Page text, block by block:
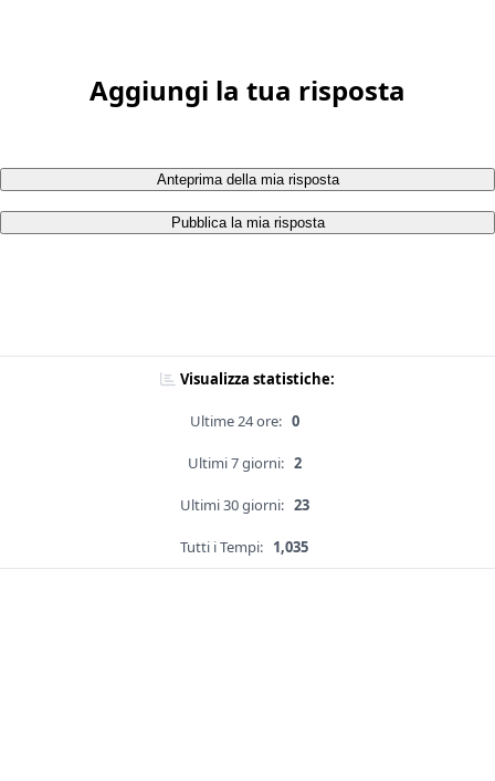
Aggiungi la tua risposta
Anteprima della mia risposta
Pubblica la mia risposta
Visualizza statistiche:
Ultime 24 ore: 0
Ultimi 7 giorni: 2
Ultimi 30 giorni: 23
Tutti i Tempi: 1,035